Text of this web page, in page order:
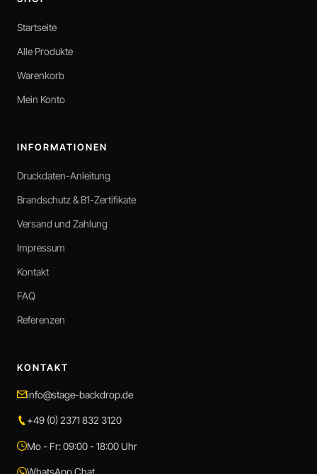
Startseite
Alle Produkte
Warenkorb
Mein Konto
INFORMATIONEN
Druckdaten-Anleitung
Brandschutz & B1-Zertifikate
Versand und Zahlung
Impressum
Kontakt
FAQ
Referenzen
KONTAKT
info@stage-backdrop.de
+49 (0) 2371 832 3120
Mo - Fr: 09:00 - 18:00 Uhr